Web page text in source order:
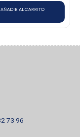
AÑADIR AL CARRITO
73 96